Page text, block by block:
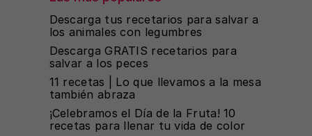
Descarga tus recetarios para salvar a
los animales con legumbres
Descarga GRATIS recetarios para
salvar a los peces
11 recetas | Lo que llevamos a la mesa
también abraza
¡Celebramos el Día de la Fruta! 10
recetas para llenar tu vida de color